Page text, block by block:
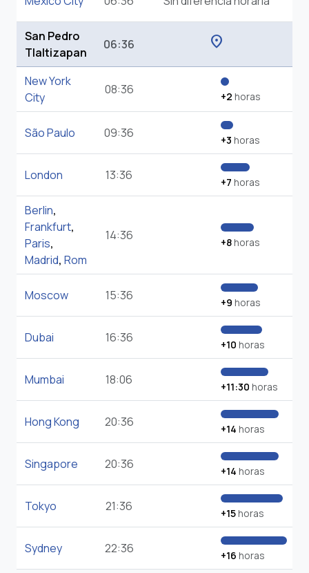
San Pedro
Tlaltizapan
06:36 location_on
New York
City
08:36 +2 horas
São Paulo 09:36 +3 horas
London 13:36 +7 horas
Berlin,
Frankfurt,
Paris,
Madrid, Rom
14:36 +8horas
Moscow 15:36 +9 horas
Dubai 16:36 +10 horas
Mumbai 18:06 +11:30 horas
Hong Kong 20:36 +14 horas
Singapore 20:36 +14 horas
Tokyo 21:36 +15horas
Sydney 22:36 +16 horas